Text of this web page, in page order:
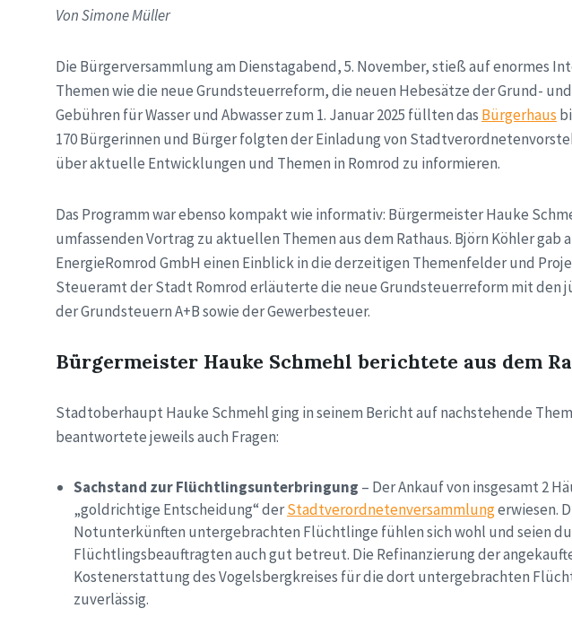
Von Simone Müller
Die Bürgerversammlung am Dienstagabend, 5. November, stieß auf enormes
Themen wie die neue Grundsteuerreform, die neuen Hebesätze der Grund-
Gebühren für Wasser und Abwasser zum 1. Januar 2025 füllten das Bürgerhaus
170 Bürgerinnen und Bürger folgten der Einladung von
über aktuelle Entwicklungen und Themen in Romrod zu informieren.
Das Programm war ebenso kompakt wie informativ: Bürgermeister Hauke
umfassenden Vortrag zu aktuellen Themen aus dem Rathaus. Björn Köhler gab
EnergieRomrod GmbH einen Einblick in die derzeitigen Themenfelder und
Steueramt der Stadt Romrod erläuterte die neue Grundsteuerreform mit den
der Grundsteuern A+B sowie der Gewerbesteuer.
Bürgermeister Hauke Schmehl berichtete aus dem
Stadtoberhaupt Hauke Schmehl ging in seinem Bericht auf nachstehende
beantwortete jeweils auch Fragen:
Sachstand zur Flüchtlingsunterbringung – Der Ankauf von insgesamt 2
„goldrichtige Entscheidung“ derStadtverordnetenversammlungerwiesen.
Notunterkünften untergebrachten Flüchtlinge fühlen sich wohl und seien
Flüchtlingsbeauftragten auch gut betreut. Die Refinanzierung der
Kostenerstattung des Vogelsbergkreises für die dort untergebrachten
zuverlässig.